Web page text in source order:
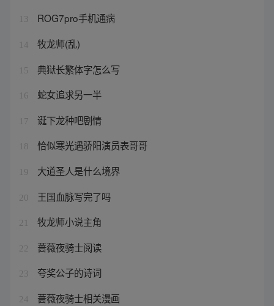
13 ROG7pro手机通病
14 牧龙师(乱)
15 典狱长繁体字怎么写
16 蛇女追求另一半
17 诞下龙种吧剧情
18 恰似寒光遇骄阳演员表哥哥
19 大道圣人是什么境界
20 王国血脉写完了吗
21 牧龙师小说主角
22 蔷薇夜骑士阅读
23 夸奖公子的诗词
24 蔷薇夜骑士相关漫画